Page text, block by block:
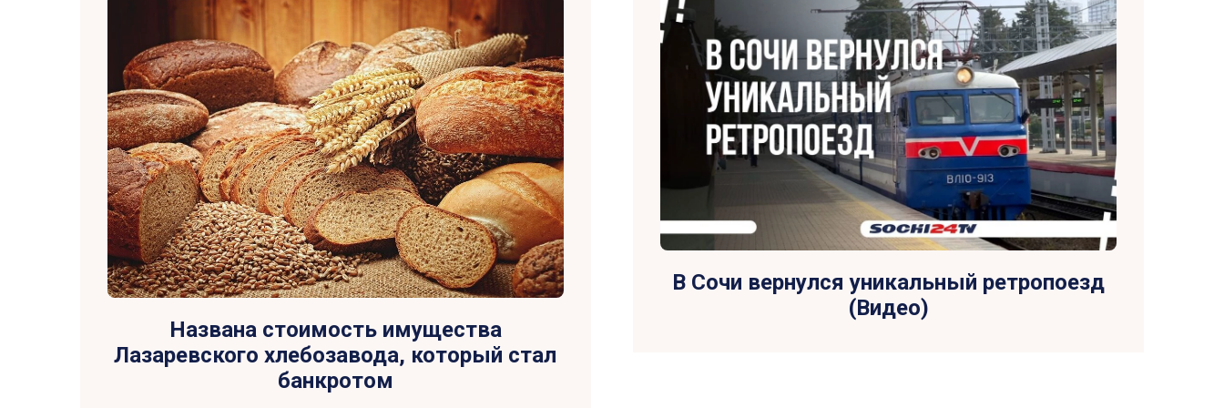
Названа стоимость имущества
Лазаревского хлебозавода, который стал
банкротом
В Сочи вернулся уникальный ретропоезд
(Видео)